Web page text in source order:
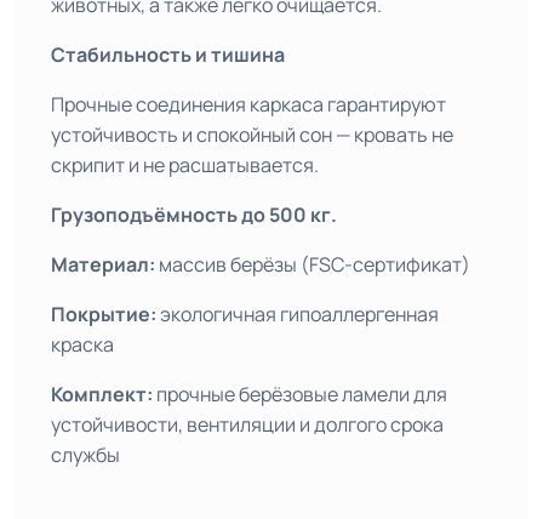
Стабильность и тишина
Прочные соединения каркаса гарантируют
устойчивость и спокойный сон — кровать не
скрипит и не расшатывается.
Грузоподъёмность до 500 кг.
Материал: массив берёзы (FSC-сертификат)
Покрытие:экологичная гипоаллергенная
краска
Комплект: прочные берёзовые ламели для
устойчивости, вентиляции и долгого срока
службы